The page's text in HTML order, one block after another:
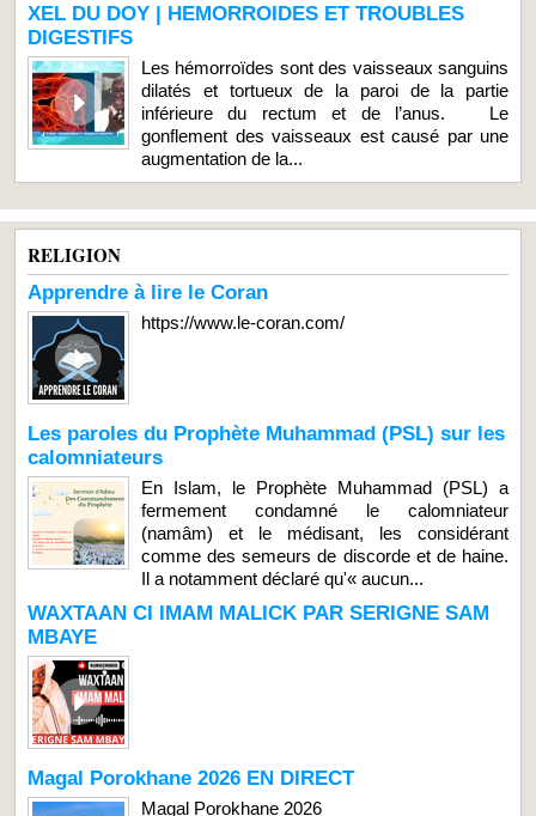
XEL DU DOY | HEMORROIDES ET TROUBLES
DIGESTIFS
Les hémorroïdes sont des vaisseaux sanguins
dilatés et tortueux de la paroi de la partie
inférieure du rectum et de l’anus. Le
gonflement des vaisseaux est causé par une
augmentation de la...
RELIGION
Apprendre à lire le Coran
https://www.le-coran.com/
Les paroles du Prophète Muhammad (PSL) sur les
calomniateurs
En Islam, le Prophète Muhammad (PSL) a
fermement condamné le calomniateur
(namâm) et le médisant, les considérant
comme des semeurs de discorde et de haine.
Il a notamment déclaré qu'« aucun...
WAXTAAN CI IMAM MALICK PAR SERIGNE SAM
MBAYE
Magal Porokhane 2026 EN DIRECT
Magal Porokhane 2026